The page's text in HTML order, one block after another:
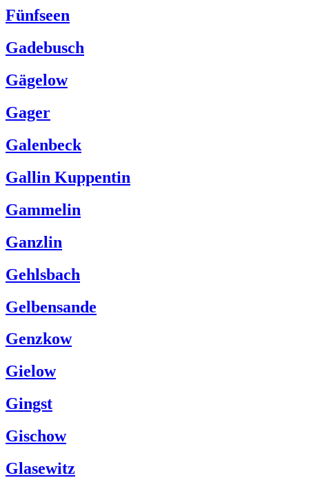
Fünfseen
Gadebusch
Gägelow
Gager
Galenbeck
Gallin Kuppentin
Gammelin
Ganzlin
Gehlsbach
Gelbensande
Genzkow
Gielow
Gingst
Gischow
Glasewitz